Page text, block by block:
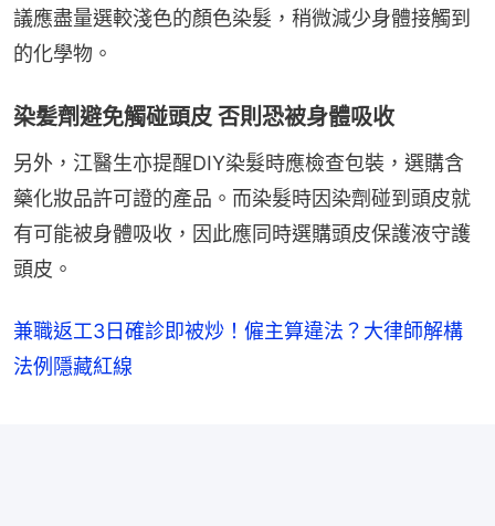
議應盡量選較淺色的顏色染髮，稍微減少身體接觸到
的化學物。
染髪劑避免觸碰頭皮 否則恐被身體吸收
另外，江醫生亦提醒DIY染髮時應檢查包裝，選購含
藥化妝品許可證的產品。而染髮時因染劑碰到頭皮就
有可能被身體吸收，因此應同時選購頭皮保護液守護
頭皮。
兼職返工3日確診即被炒！僱主算違法？大律師解構
法例隱藏紅線